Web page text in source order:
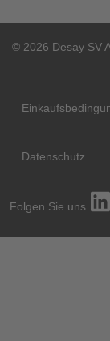
© 2026 Desay SV
Datenschutz
Folgen Sie uns